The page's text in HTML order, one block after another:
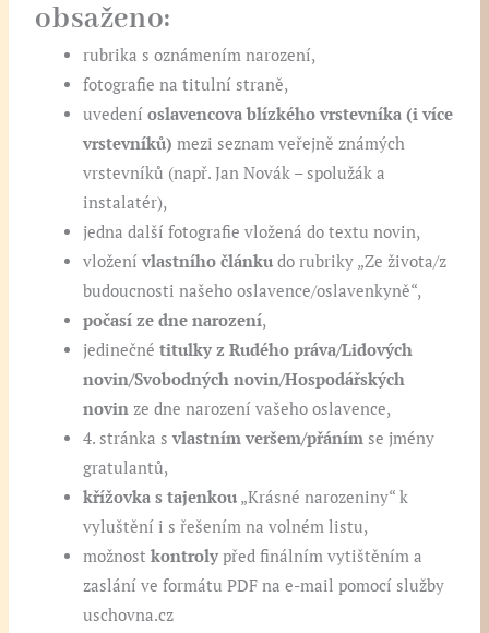
obsaženo:
rubrika s oznámením narození,
fotografie na titulní straně,
uvedeníoslavencova blízkého vrstevníka (i více
vrstevníků) mezi seznam veřejně známých
vrstevníků (např. Jan Novák – spolužák a
instalatér),
jedna další fotografie vložená do textu novin,
vloženívlastního článku do rubriky „Ze života/z
budoucnosti našeho oslavence/oslavenkyně“,
počasí ze dne narození,
jedinečnétitulky z Rudého práva/Lidových
novin/Svobodných novin/Hospodářských
novin ze dne narození vašeho oslavence,
4. stránka svlastním veršem/přáním se jmény
gratulantů,
křížovka s tajenkou „Krásné narozeniny“ k
vyluštění i s řešením na volném listu,
možnost kontroly před finálním vytištěním a
zaslání ve formátu PDF na e-mail pomocí služby
uschovna.cz